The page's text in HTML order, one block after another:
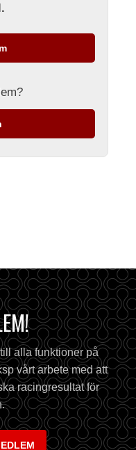
alla funktioner på
vårt arbete med att
racingresultat för